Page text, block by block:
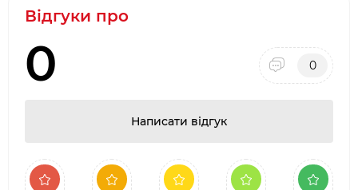
Відгуки про
0 0
Написати відгук